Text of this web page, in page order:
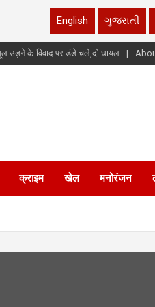
English ગુજરાતી
उड़ने के विवाद पर डंडे चले,दो घायल
क्राइम खेल मनोरंजन